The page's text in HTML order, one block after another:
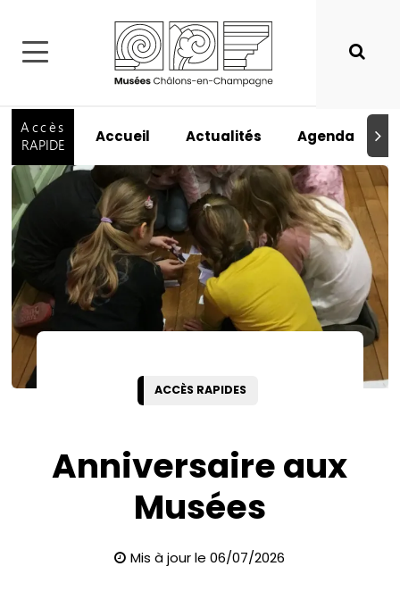
Accès
RAPIDE
Accueil Actualités Agenda
ACCÈS RAPIDES
Anniversaire aux
Musées
Mis à jour le 06/07/2026